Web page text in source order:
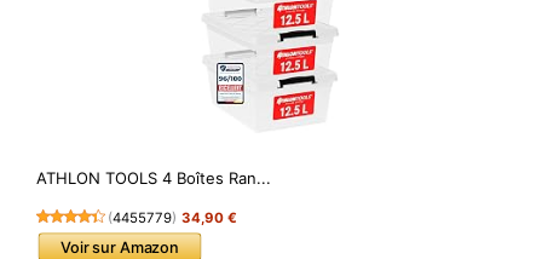
ATHLON TOOLS 4 Boîtes Ran...
(4455779) 34,90 €
Voir sur Amazon